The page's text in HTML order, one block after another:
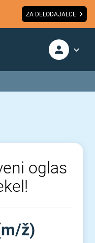
ZA DELODAJALCE
oglas
⁠ž)